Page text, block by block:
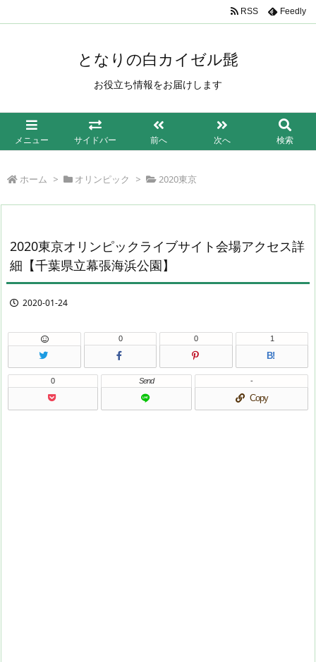
となりの白カイゼル髭
お役立ち情報をお届けします
メニュー サイドバー 前へ 次へ 検索
RSS Feedly
ホーム > オリンピック > 2020東京
2020東京オリンピックライブサイト会場アクセス詳
細【千葉県立幕張海浜公園】
2020-01-24
0 0
B!
1
0 Send
Copy
-